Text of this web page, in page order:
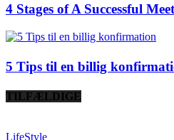
4 Stages of A Successful
5 Tips til en billig
TILFÆLDIGE
LifeStyle